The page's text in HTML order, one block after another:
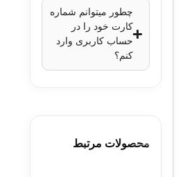
چطور میتوانم شماره
کارت خود را در
حساب کاربری وارد
کنم؟
محصولات مرتبط